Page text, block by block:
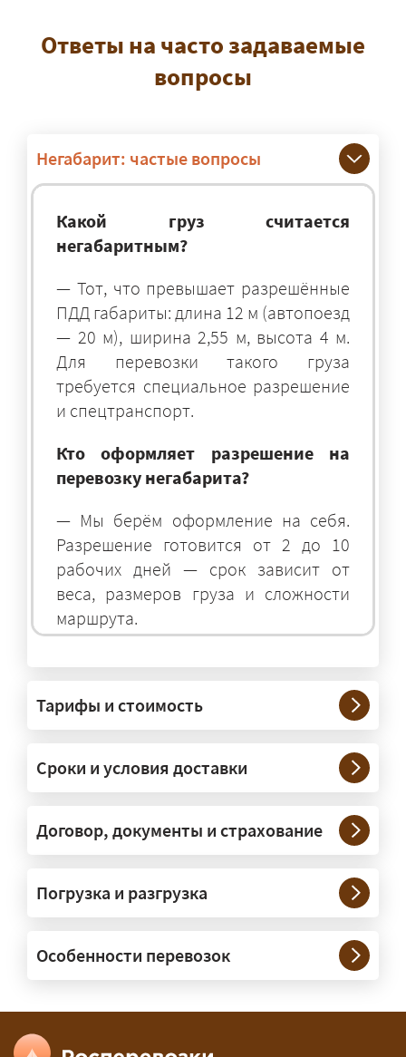
Ответы на часто задаваемые
вопросы
Негабарит: частые вопросы
Какой груз считается
негабаритным?
— Тот, что превышает разрешённые
ПДД габариты: длина 12 м (автопоезд
— 20 м), ширина 2,55 м, высота 4 м.
Для перевозки такого груза
требуется специальное разрешение
и спецтранспорт.
Кто оформляет разрешение на
перевозку негабарита?
— Мы берём оформление на себя.
Разрешение готовится от 2 до 10
рабочих дней — срок зависит от
веса, размеров груза и сложности
маршрута.
— На тралах и низкорамниках —
платформах, рассчитанных на
крупногабаритную технику и
конструкции. Транспорт подбираем
под конкретные размеры и вес груза.
сопровождение?
организуем. Потребность в машинах
прикрытия зависит от габаритов
груза и маршрута; это определяется
Тарифы и стоимость
Сроки и условия доставки
Договор, документы и страхование
Погрузка и разгрузка
Особенности перевозок